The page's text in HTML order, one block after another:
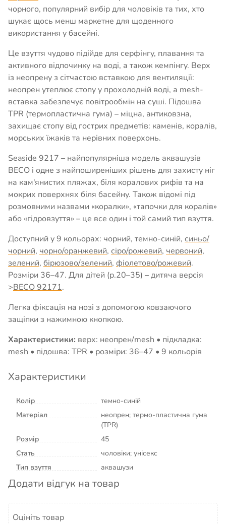
чорного, популярний вибір для чоловіків та тих, хто
шукає щось менш маркетне для щоденного
використання у басейні.
Це взуття чудово підійде для серфінгу, плавання та
активного відпочинку на воді, а також кемпінгу. Верх
із неопрену з сітчастою вставкою для вентиляції:
неопрен утеплює стопу у прохолодній воді, а mesh-
вставка забезпечує повітрообмін на суші. Підошва
TPR (термопластична гума) – міцна, антиковзна,
захищає стопу від гострих предметів: каменів, коралів,
морських їжаків та нерівних поверхонь.
Seaside 9217 – найпопулярніша модель аквашузів
BECO і одне з найпоширеніших рішень для захисту ніг
на кам'янистих пляжах, біля коралових рифів та на
мокрих поверхнях біля басейну. Також відомі під
розмовними назвами «коралки», «тапочки для коралів»
або «гідровзуття» – це все один і той самий тип взуття.
Доступний у 9 кольорах: чорний, темно-синій, синьо/
чорний, чорно/оранжевий, сіро/рожевий, червоний,
зелений, бірюзово/зелений, фіолетово/рожевий.
Розміри 36–47. Для дітей (р.20–35) –дитяча версія
>BECO 92171.
Легка фіксація на нозі з допомогою ковзаючого
защіпки з нажимною кнопкою.
Характеристики: верх: неопрен/mesh • підкладка:
mesh • підошва: TPR • розміри: 36–47 • 9 кольорів
Характеристики
Колір
темно-синій
Матеріал
неопрен; термо-пластична гума
(TPR)
Розмір
45
Стать
чоловіки; унісекс
Тип взуття
аквашузи
Додати відгук на товар
Оцініть товар